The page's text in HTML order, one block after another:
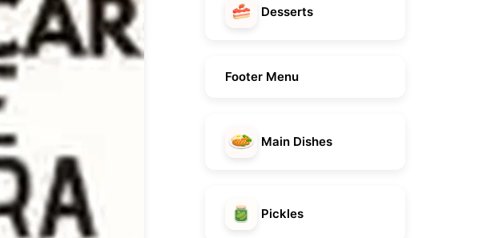
Desserts
Footer Menu
Main Dishes
Pickles